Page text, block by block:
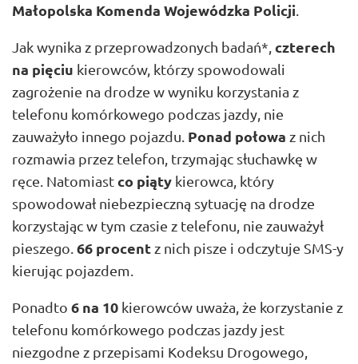
Małopolska Komenda Wojewódzka Policji.
Jak wynika z przeprowadzonych badań*,czterech
na pięciu kierowców, którzy spowodowali
zagrożenie na drodze w wyniku korzystania z
telefonu komórkowego podczas jazdy, nie
zauważyło innego pojazdu. Ponad połowa z nich
rozmawia przez telefon, trzymając słuchawkę w
ręce. Natomiastco piąty kierowca, który
spowodował niebezpieczną sytuację na drodze
korzystając w tym czasie z telefonu, nie zauważył
pieszego.66 procent z nich pisze i odczytuje SMS-y
kierując pojazdem.
Ponadto 6 na 10 kierowców uważa, że korzystanie z
telefonu komórkowego podczas jazdy jest
niezgodne z przepisami Kodeksu Drogowego,